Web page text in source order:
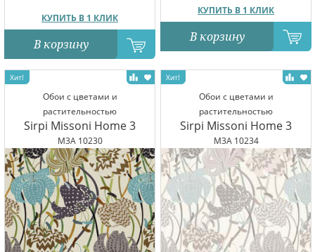
КУПИТЬ В 1 КЛИК
В корзину
КУПИТЬ В 1 КЛИК
В корзину
Обои с цветами и
растительностью
Sirpi Missoni Home 3
M3A 10230
Обои с цветами и
растительностью
Sirpi Missoni Home 3
M3A 10234